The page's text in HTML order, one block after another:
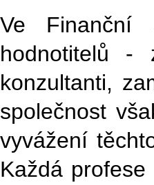
Ve Finanční
hodnotitelů -
konzultanti,
společnost
vyvážení
Každá